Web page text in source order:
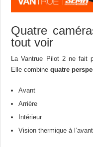
Quatre
tout voir
La Vantrue Pilot 2 ne fait
Elle combinequatre
Avant
Arrière
Intérieur
Vision thermique à l’avant